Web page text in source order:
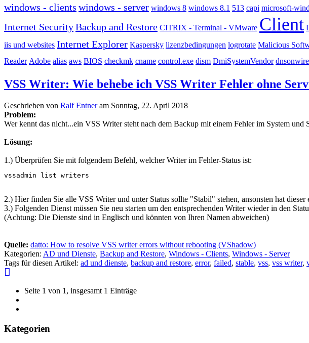
windows - clients windows - server windows 8 windows 8.1 513 capi microsoft-
Internet SecurityBackup and Restore CITRIX - Terminal - VMware Client
iis und websites Internet Explorer Kaspersky lizenzbedingungen logrotate Malicious
Reader Adobe alias aws BIOS checkmk cname control.exe dism DmiSystemVendor dnsonwire
VSS Writer: Wie behebe ich VSS Writer Fehler ohne
Geschrieben von Ralf Entneram Sonntag, 22. April 2018
Problem:
Wer kennt das nicht...ein VSS Writer steht nach dem Backup mit einem Fehler im System
Lösung:
1.) Überprüfen Sie mit folgendem Befehl, welcher Writer im Fehler-Status ist:
vssadmin list writers
2.) Hier finden Sie alle VSS Writer und unter Status sollte "Stabil" stehen, ansonsten hat dieser
3.) Folgenden Dienst müssen Sie neu starten um den entsprechenden Writer wieder in den
(Achtung: Die Dienste sind in Englisch und könnten von Ihren Namen abweichen)
Quelle: datto: How to resolve VSS writer errors without rebooting (VShadow)
Kategorien: AD und Dienste, Backup and Restore, Windows - Clients, Windows - Server
Tags für diesen Artikel: ad und dienste, backup and restore, error, failed, stable, vss, vss writer,
Seite 1 von 1, insgesamt 1 Einträge
Kategorien